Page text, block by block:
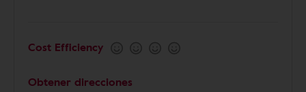
Cost Efficiency
Obtener direcciones